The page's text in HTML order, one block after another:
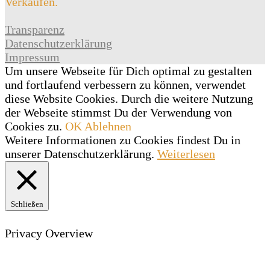
Transparenz
Datenschutzerklärung
Impressum
Um unsere Webseite für Dich optimal zu gestalten
und fortlaufend verbessern zu können, verwendet
diese Website Cookies. Durch die weitere Nutzung
der Webseite stimmst Du der Verwendung von
Cookies zu. OK Ablehnen
Weitere Informationen zu Cookies findest Du in
unserer Datenschutzerklärung. Weiterlesen
Schließen
Privacy Overview